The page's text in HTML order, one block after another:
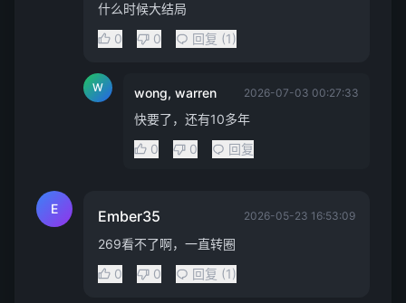
什么时候大结局
0
0 回复 (1)
W wong, warren 2026-07-03 00:27:33
快要了，还有10多年
0
0 回复
E Ember35 2026-05-23 16:53:09
269看不了啊，一直转圈
0
0 回复 (1)